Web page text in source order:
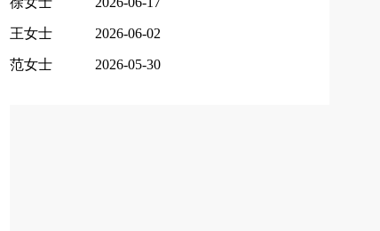
王女士 2026-06-02
范女士 2026-05-30